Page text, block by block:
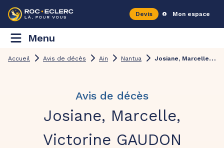
Devis Mon espace
Menu
Accueil Avis de décès Ain Nantua J
osiane, Marcelle, Victorine GAUDON
Avis de décès
Josiane, Marcelle,
Victorine GAUDON